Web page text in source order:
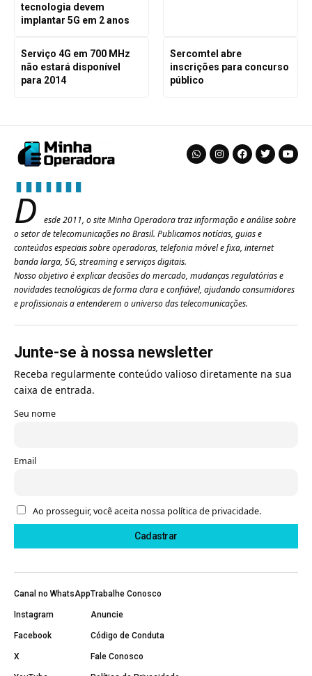
tecnologia devem
implantar 5G em 2 anos
Serviço 4G em 700 MHz
não estará disponível
para 2014
Sercomtel abre
inscrições para concurso
público
D
esde 2011, o site Minha Operadora traz informação e análise sobre
o setor de telecomunicações no Brasil. Publicamos notícias, guias e
conteúdos especiais sobre operadoras, telefonia móvel e fixa, internet
banda larga, 5G, streaming e serviços digitais.
Nosso objetivo é explicar decisões do mercado, mudanças regulatórias e
novidades tecnológicas de forma clara e confiável, ajudando consumidores
e profissionais a entenderem o universo das telecomunicações.
Junte-se à nossa newsletter
Receba regularmente conteúdo valioso diretamente na sua
caixa de entrada.
Seu nome
Email
Ao prosseguir, você aceita nossa política de privacidade.
Canal no WhatsApp
Instagram
Facebook
X
Trabalhe Conosco
Anuncie
Código de Conduta
Fale Conosco